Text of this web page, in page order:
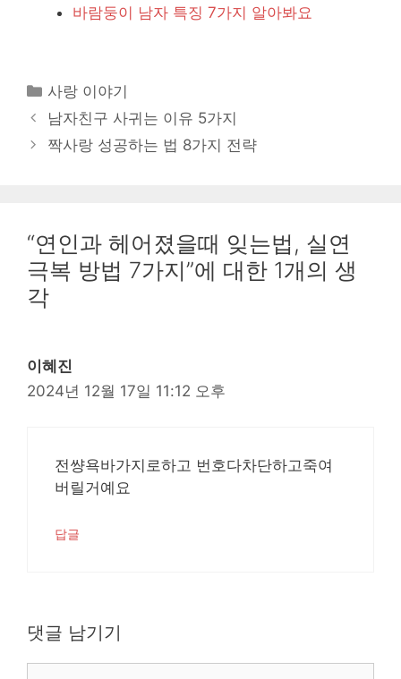
바람둥이 남자 특징 7가지 알아봐요
카
테
고
리
사랑 이야기
남자친구 사귀는 이유 5가지
짝사랑 성공하는 법 8가지 전략
“연인과 헤어졌을때 잊는법, 실연
극복 방법 7가지”에 대한 1개의 생
각
이혜진
2024년 12월 17일 11:12 오후
전썅욕바가지로하고 번호다차단하고죽여
버릴거예요
답글
댓글 남기기